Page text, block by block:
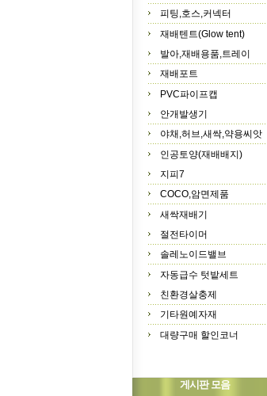
피팅,호스,커넥터
재배텐트(Glow tent)
발아,재배용품,트레이
재배포트
PVC파이프캡
안개발생기
야채,허브,새싹,약용씨앗
인공토양(재배배지)
지피7
COCO,암면제품
새싹재배기
절전타이머
솔레노이드밸브
자동급수 텃밭세트
친환경살충제
기타원예자재
대량구매 할인코너
게시판 모음